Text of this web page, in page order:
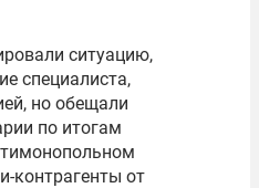
ситуацию,
специалиста,
но обещали
по итогам
контрагенты от